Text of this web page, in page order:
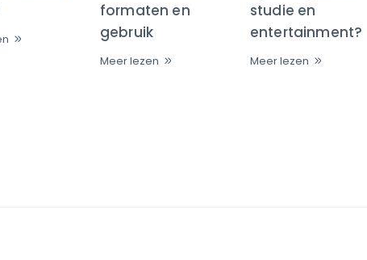
formaten en
gebruik
Meer lezen
studie en
entertainment?
Meer lezen